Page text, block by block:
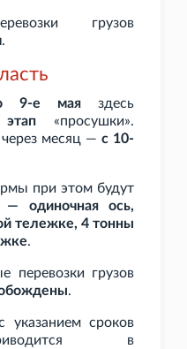
грузов
.
9-е мая здесь
«просушки».
через месяц — с 10-
при этом будут
— одиночная ось,
тележке, 4 тонны
.
перевозки грузов
.
указанием сроков
в